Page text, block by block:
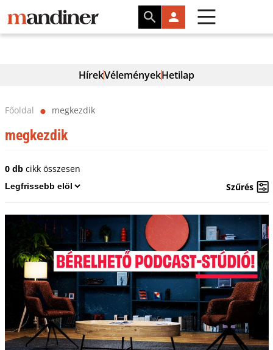
HírekVéleményekHetilap
Főoldal ⬤ megkezdik
megkezdik
0 dbcikk összesen
Szűrés